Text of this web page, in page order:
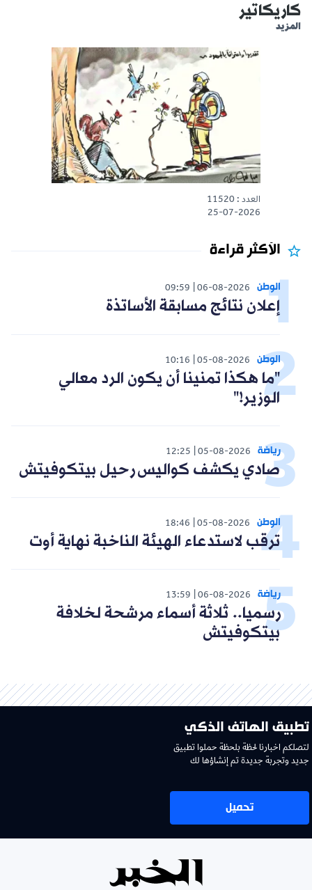
كاريكاتير
المزيد
العدد : 11520
25-07-2026
الأكثر قراءة
الوطن 06-08-2026
09:59
إعلان نتائج مسابقة الأساتذة
الوطن 05-08-2026
10:16
"ما هكذا تمنينا أن يكون الرد معالي
الوزير!"
رياضة 05-08-2026
12:25
صادي يكشف كواليس رحيل بيتكوفيتش
الوطن 05-08-2026
18:46
ترقب لاستدعاء الهيئة الناخبة نهاية أوت
رياضة 06-08-2026
13:59
رسميا.. ثلاثة أسماء مرشحة لخلافة
بيتكوفيتش
تطبيق الهاتف الذكي
لتصلكم اخبارنا لحظة بلحظة حملوا تطبيق
جديد وتجربة جديدة تم إنشاؤها لك
تحميل